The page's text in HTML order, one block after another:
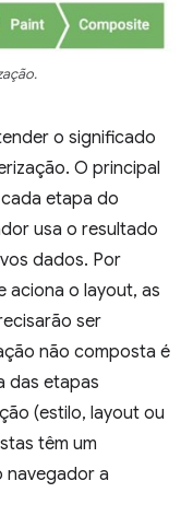
o significado
O principal
etapa do
usa o resultado
dados. Por
aciona o layout, as
ser
não composta é
das etapas
(estilo, layout ou
têm um
navegador a